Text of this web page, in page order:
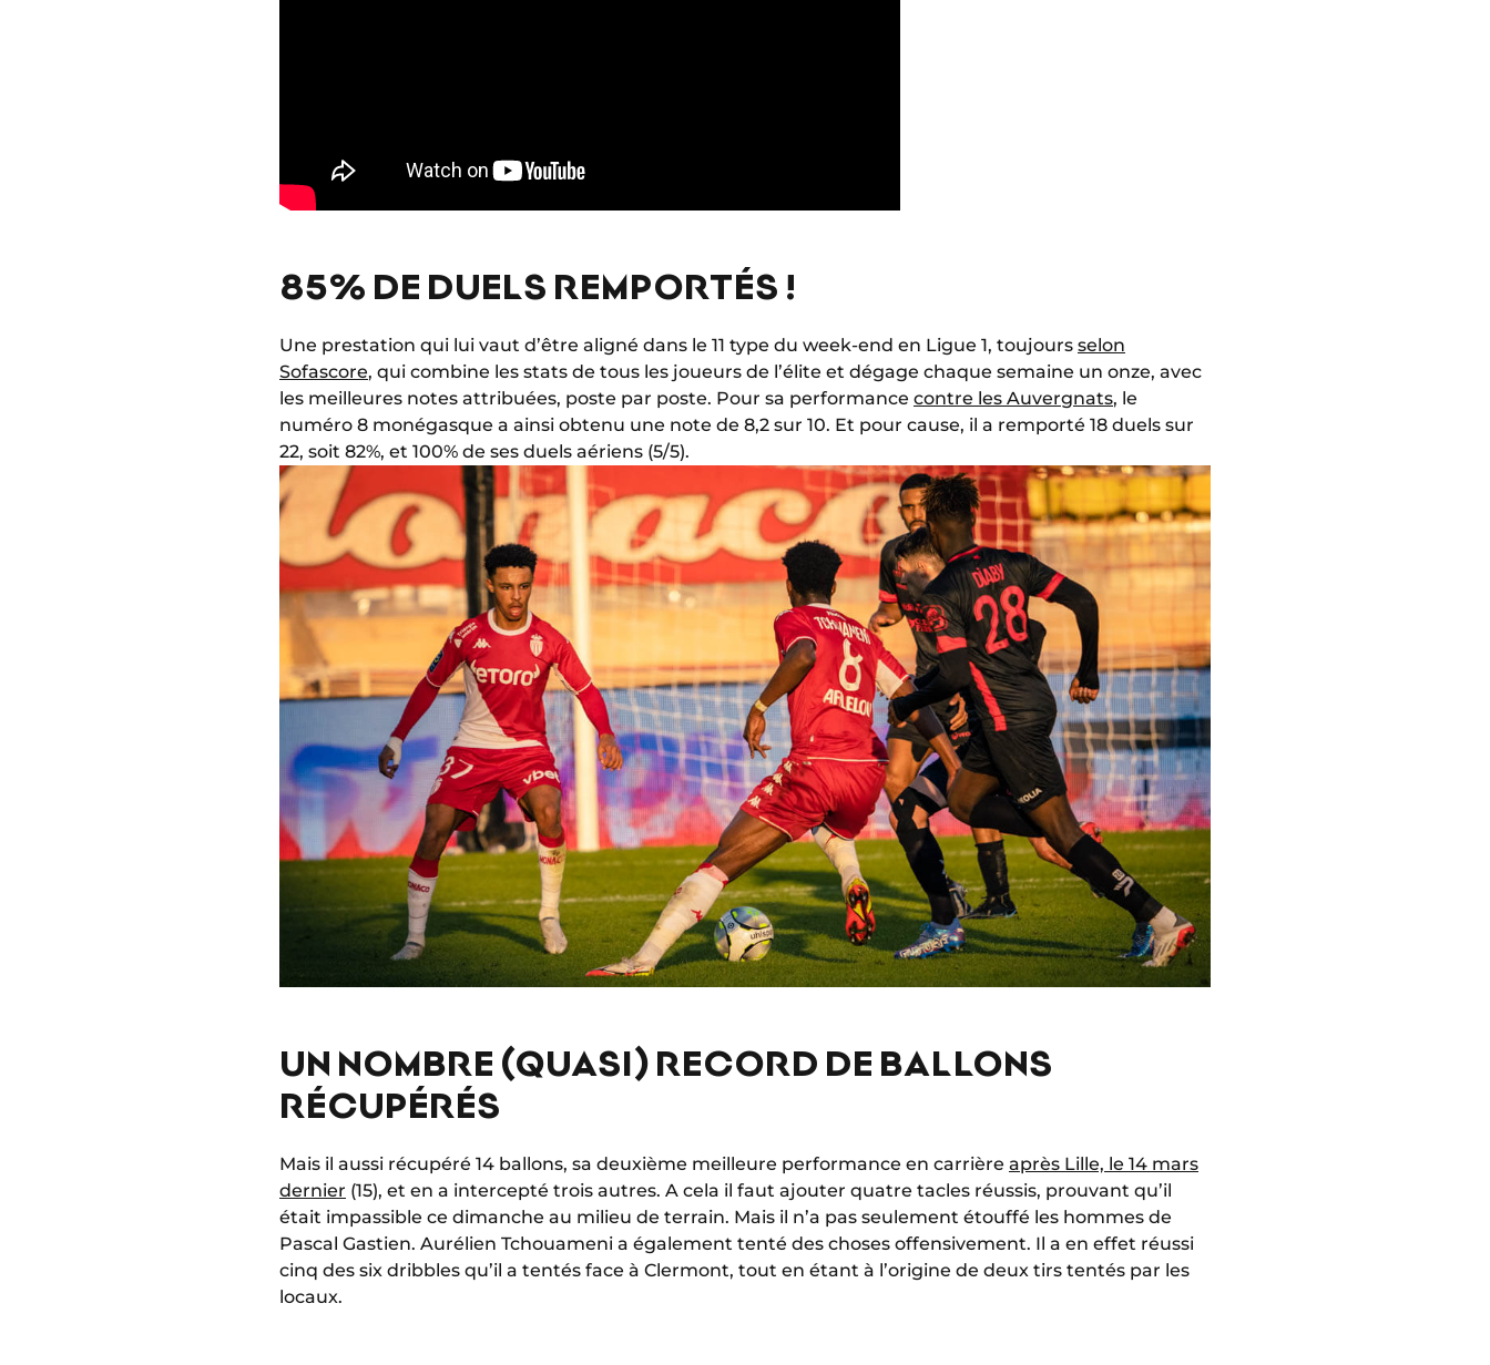
85% DE DUELS REMPORTÉS !
Une prestation qui lui vaut d’être aligné dans le 11 type du week-end en Ligue 1, toujours selon
Sofascore, qui combine les stats de tous les joueurs de l’élite et dégage chaque semaine un onze, avec
les meilleures notes attribuées, poste par poste. Pour sa performance contre les Auvergnats, le
numéro 8 monégasque a ainsi obtenu une note de 8,2 sur 10. Et pour cause, il a remporté 18 duels sur
22, soit 82%, et 100% de ses duels aériens (5/5).
UN NOMBRE (QUASI) RECORD DE BALLONS
RÉCUPÉRÉS
Mais il aussi récupéré 14 ballons, sa deuxième meilleure performance en carrière après Lille, le 14 mars
dernier (15), et en a intercepté trois autres. A cela il faut ajouter quatre tacles réussis, prouvant qu’il
était impassible ce dimanche au milieu de terrain. Mais il n’a pas seulement étouffé les hommes de
Pascal Gastien. Aurélien Tchouameni a également tenté des choses offensivement. Il a en effet réussi
cinq des six dribbles qu’il a tentés face à Clermont, tout en étant à l’origine de deux tirs tentés par les
locaux.